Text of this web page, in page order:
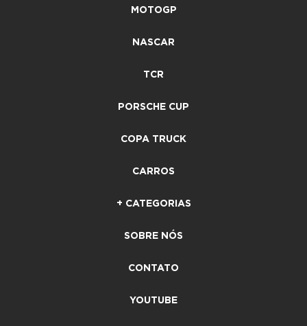
MOTOGP
NASCAR
TCR
PORSCHE CUP
COPA TRUCK
CARROS
+ CATEGORIAS
SOBRE NÓS
CONTATO
YOUTUBE